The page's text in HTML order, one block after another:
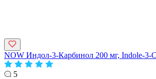
NOW Индол-3-Карбинол 200 мг, Indole-3-
5